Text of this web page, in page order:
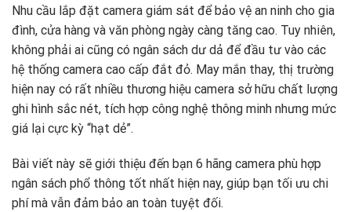
Nhu cầu lắp đặt camera giám sát để bảo vệ an ninh cho gia
đình, cửa hàng và văn phòng ngày càng tăng cao. Tuy nhiên,
không phải ai cũng có ngân sách dư dả để đầu tư vào các
hệ thống camera cao cấp đắt đỏ. May mắn thay, thị trường
hiện nay có rất nhiều thương hiệu camera sở hữu chất lượng
ghi hình sắc nét, tích hợp công nghệ thông minh nhưng mức
giá lại cực kỳ “hạt dẻ”.
Bài viết này sẽ giới thiệu đến bạn 6 hãng camera phù hợp
ngân sách phổ thông tốt nhất hiện nay, giúp bạn tối ưu chi
phí mà vẫn đảm bảo an toàn tuyệt đối.